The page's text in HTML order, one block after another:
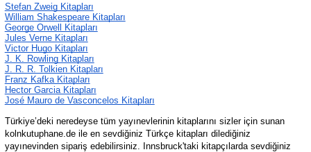
Stefan Zweig Kitapları
William Shakespeare Kitapları
George Orwell Kitapları
Jules Verne Kitapları
Victor Hugo Kitapları
J. K. Rowling Kitapları
J. R. R. Tolkien Kitapları
Franz Kafka Kitapları
Hector Garcia Kitapları
José Mauro de Vasconcelos Kitapları
Türkiye’deki neredeyse tüm yayınevlerinin kitaplarını sizler için sunan
kolnkutuphane.de ile en sevdiğiniz Türkçe kitapları dilediğiniz
yayınevinden sipariş edebilirsiniz. Innsbruck'taki kitapçılarda sevdiğiniz